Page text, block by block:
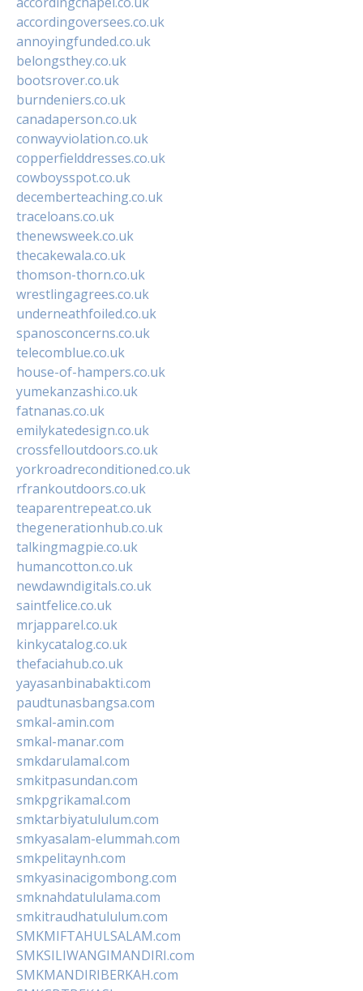
accordingoversees.co.uk
annoyingfunded.co.uk
belongsthey.co.uk
bootsrover.co.uk
burndeniers.co.uk
canadaperson.co.uk
conwayviolation.co.uk
copperfielddresses.co.uk
cowboysspot.co.uk
decemberteaching.co.uk
traceloans.co.uk
thenewsweek.co.uk
thecakewala.co.uk
thomson-thorn.co.uk
wrestlingagrees.co.uk
underneathfoiled.co.uk
spanosconcerns.co.uk
telecomblue.co.uk
house-of-hampers.co.uk
yumekanzashi.co.uk
fatnanas.co.uk
emilykatedesign.co.uk
crossfelloutdoors.co.uk
yorkroadreconditioned.co.uk
rfrankoutdoors.co.uk
teaparentrepeat.co.uk
thegenerationhub.co.uk
talkingmagpie.co.uk
humancotton.co.uk
newdawndigitals.co.uk
saintfelice.co.uk
mrjapparel.co.uk
kinkycatalog.co.uk
thefaciahub.co.uk
yayasanbinabakti.com
paudtunasbangsa.com
smkal-amin.com
smkal-manar.com
smkdarulamal.com
smkitpasundan.com
smkpgrikamal.com
smktarbiyatululum.com
smkyasalam-elummah.com
smkpelitaynh.com
smkyasinacigombong.com
smknahdatululama.com
smkitraudhatululum.com
SMKMIFTAHULSALAM.com
SMKSILIWANGIMANDIRI.com
SMKMANDIRIBERKAH.com